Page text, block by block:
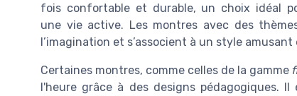
fois confortable et durable, un choix idéal
une vie active. Les montres avec des
l’imagination et s’associent à un style
Certaines montres, comme celles de la gamme
l'heure grâce à des designs pédagogiques.